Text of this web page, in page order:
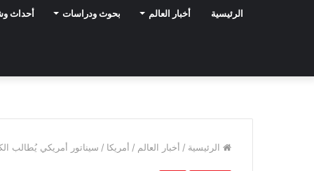
الرئيسية أخبار العالم بحوث ودراسات أحداث
الرئيسية / أخبار العالم / أمريكا / سيناتور أمريكي يُطالب